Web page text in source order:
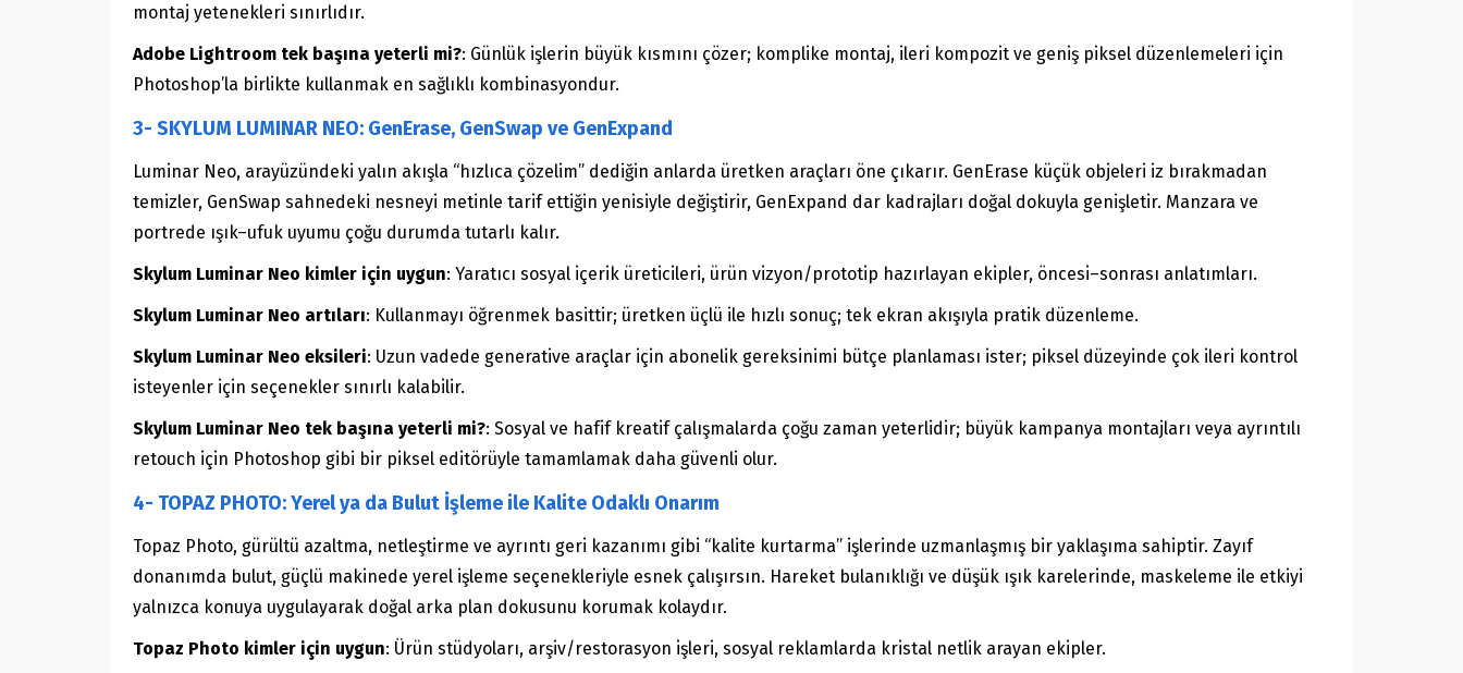
montaj yetenekleri sınırlıdır.
Adobe Lightroom tek başına yeterli mi?: Günlük işlerin büyük kısmını çözer; komplike montaj, ileri kompozit ve geniş piksel düzenlemeleri için
Photoshop’la birlikte kullanmak en sağlıklı kombinasyondur.
3- SKYLUM LUMINAR NEO: GenErase, GenSwap ve GenExpand
Luminar Neo, arayüzündeki yalın akışla “hızlıca çözelim” dediğin anlarda üretken araçları öne çıkarır. GenErase küçük objeleri iz bırakmadan
temizler, GenSwap sahnedeki nesneyi metinle tarif ettiğin yenisiyle değiştirir, GenExpand dar kadrajları doğal dokuyla genişletir. Manzara ve
portrede ışık–ufuk uyumu çoğu durumda tutarlı kalır.
Skylum Luminar Neo kimler için uygun: Yaratıcı sosyal içerik üreticileri, ürün vizyon/prototip hazırlayan ekipler, öncesi–sonrası anlatımları.
Skylum Luminar Neo artıları: Kullanmayı öğrenmek basittir; üretken üçlü ile hızlı sonuç; tek ekran akışıyla pratik düzenleme.
Skylum Luminar Neo eksileri: Uzun vadede generative araçlar için abonelik gereksinimi bütçe planlaması ister; piksel düzeyinde çok ileri kontrol
isteyenler için seçenekler sınırlı kalabilir.
Skylum Luminar Neo tek başına yeterli mi?: Sosyal ve hafif kreatif çalışmalarda çoğu zaman yeterlidir; büyük kampanya montajları veya ayrıntılı
retouch için Photoshop gibi bir piksel editörüyle tamamlamak daha güvenli olur.
4- TOPAZ PHOTO: Yerel ya da Bulut İşleme ile Kalite Odaklı Onarım
Topaz Photo, gürültü azaltma, netleştirme ve ayrıntı geri kazanımı gibi “kalite kurtarma” işlerinde uzmanlaşmış bir yaklaşıma sahiptir. Zayıf
donanımda bulut, güçlü makinede yerel işleme seçenekleriyle esnek çalışırsın. Hareket bulanıklığı ve düşük ışık karelerinde, maskeleme ile etkiyi
yalnızca konuya uygulayarak doğal arka plan dokusunu korumak kolaydır.
Topaz Photo kimler için uygun: Ürün stüdyoları, arşiv/restorasyon işleri, sosyal reklamlarda kristal netlik arayan ekipler.